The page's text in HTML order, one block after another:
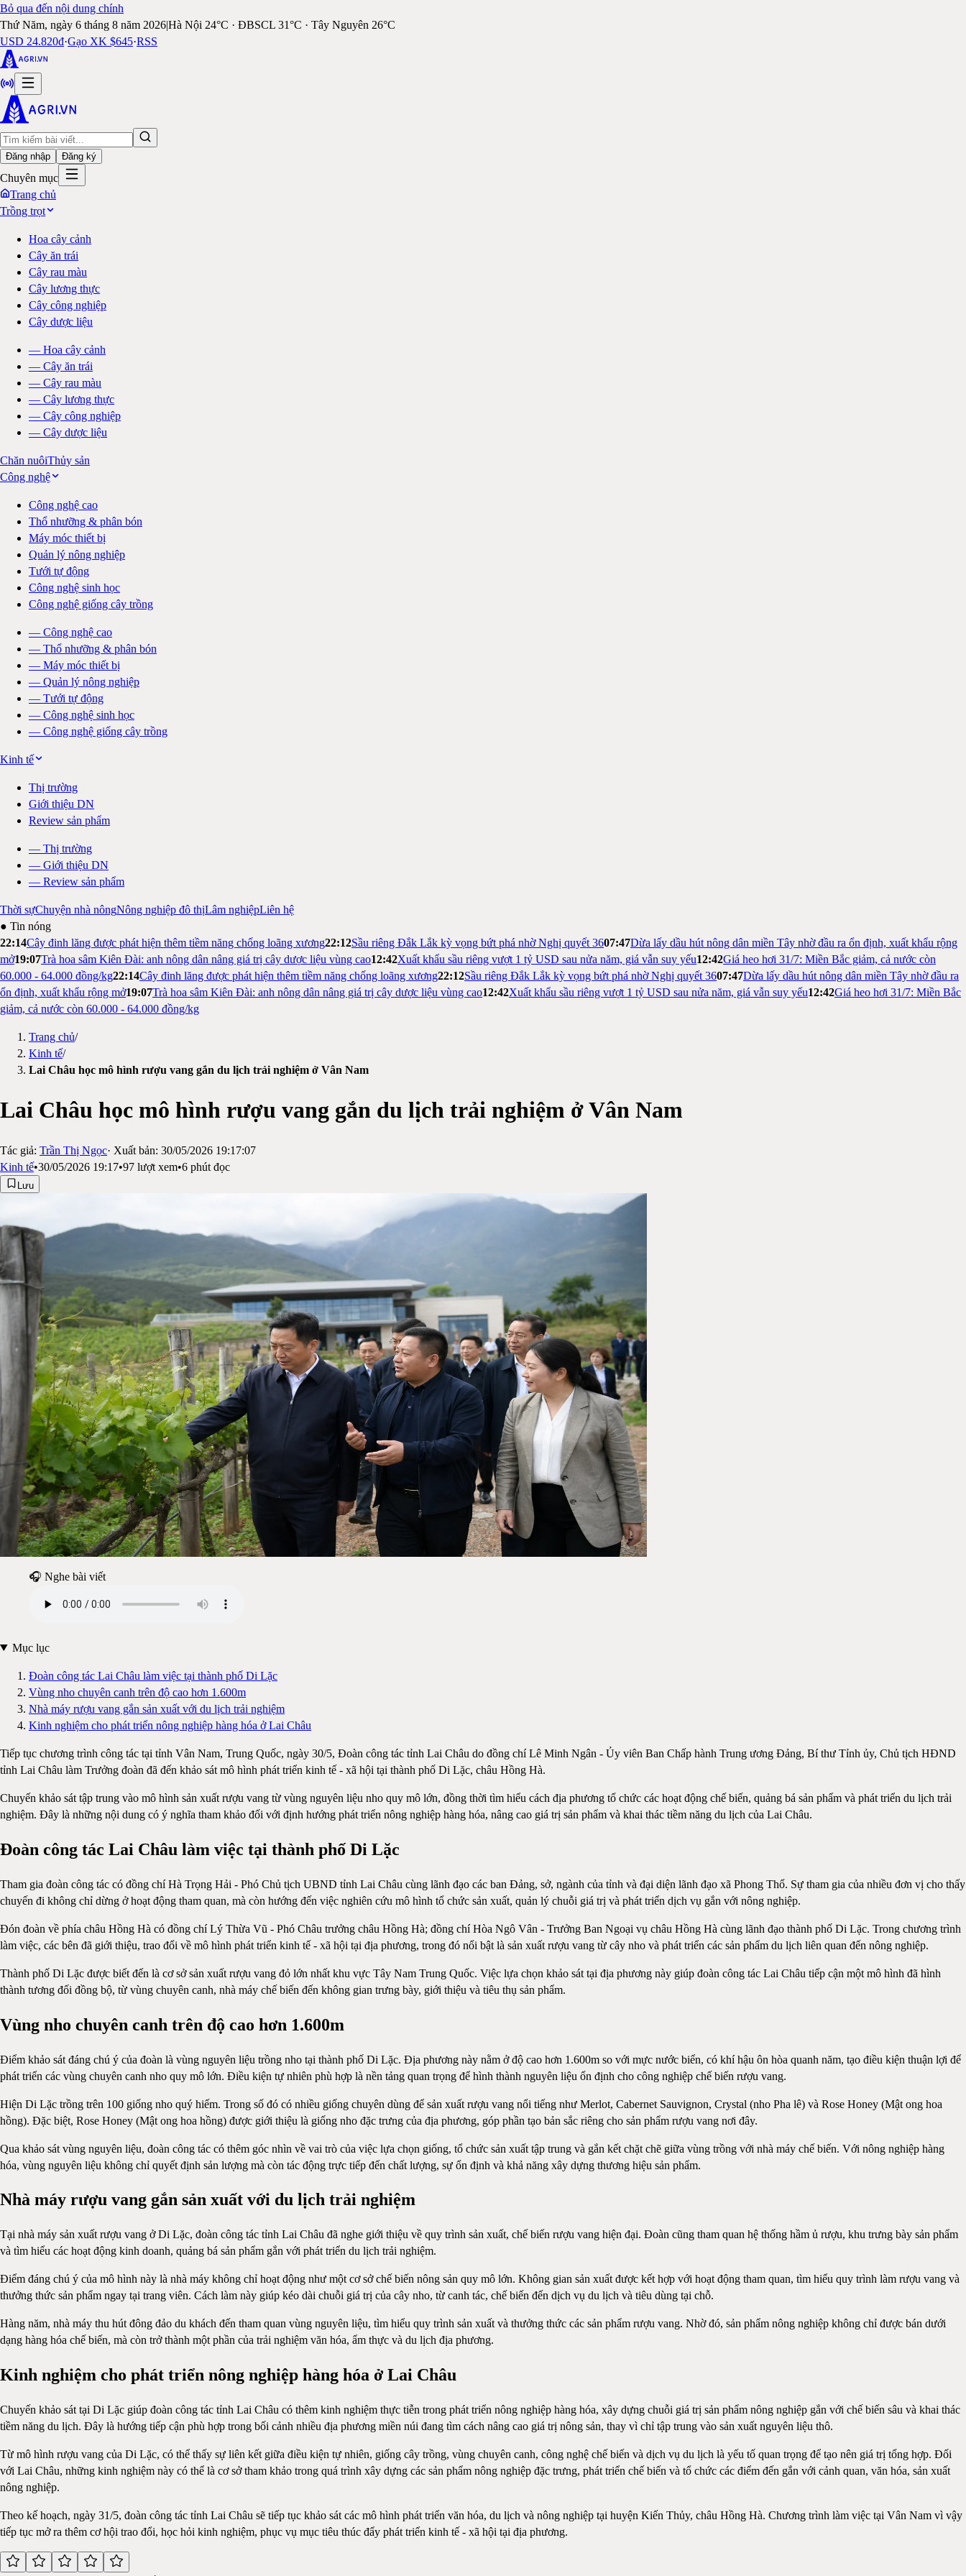
Bỏ qua đến nội dung chính
Thứ Năm, ngày 6 tháng 8 năm 2026|Hà Nội 24°C · ĐBSCL 31°C · Tây Nguyên 26°C
USD 24.820đ·Gạo XK $645·RSS
Đăng nhập Đăng ký
Chuyên mục
Trang chủ
Trồng trọt
Hoa cây cảnh
Cây ăn trái
Cây rau màu
Cây lương thực
Cây công nghiệp
Cây dược liệu
— Hoa cây cảnh
— Cây ăn trái
— Cây rau màu
— Cây lương thực
— Cây công nghiệp
— Cây dược liệu
Chăn nuôiThủy sản
Công nghệ
Công nghệ cao
Thổ nhưỡng & phân bón
Máy móc thiết bị
Quản lý nông nghiệp
Tưới tự động
Công nghệ sinh học
Công nghệ giống cây trồng
— Công nghệ cao
— Thổ nhưỡng & phân bón
— Máy móc thiết bị
— Quản lý nông nghiệp
— Tưới tự động
— Công nghệ sinh học
— Công nghệ giống cây trồng
Kinh tế
Thị trường
Giới thiệu DN
Review sản phẩm
— Thị trường
— Giới thiệu DN
— Review sản phẩm
Thời sựChuyện nhà nôngNông nghiệp đô thịLâm nghiệpLiên hệ
● Tin nóng
22:14Cây đinh lăng được phát hiện thêm tiềm năng chống loãng xương22:12Sầu riêng Đắk Lắk kỳ vọng bứt phá nhờ Nghị quyết 3607:47Dừa lấy dầu hút nông dân miền Tây nhờ đầu ra ổn định, xuất khẩu rộng
mở19:07Trà hoa sâm Kiên Đài: anh nông dân nâng giá trị cây dược liệu vùng cao12:42Xuất khẩu sầu riêng vượt 1 tỷ USD sau nửa năm, giá vẫn suy yếu12:42Giá heo hơi 31/7: Miền Bắc giảm, cả nước còn
60.000 - 64.000 đồng/kg22:14Cây đinh lăng được phát hiện thêm tiềm năng chống loãng xương22:12Sầu riêng Đắk Lắk kỳ vọng bứt phá nhờ Nghị quyết 3607:47Dừa lấy dầu hút nông dân miền Tây nhờ đầu ra
ổn định, xuất khẩu rộng mở19:07Trà hoa sâm Kiên Đài: anh nông dân nâng giá trị cây dược liệu vùng cao12:42Xuất khẩu sầu riêng vượt 1 tỷ USD sau nửa năm, giá vẫn suy yếu12:42Giá heo hơi 31/7: Miền Bắc
giảm, cả nước còn 60.000 - 64.000 đồng/kg
Trang chủ/
Kinh tế/
Lai Châu học mô hình rượu vang gắn du lịch trải nghiệm ở Vân Nam
Lai Châu học mô hình rượu vang gắn du lịch trải nghiệm ở Vân Nam
Tác giả: Trần Thị Ngọc· Xuất bản: 30/05/2026 19:17:07
Kinh tế•30/05/2026 19:17•97 lượt xem•6 phút đọc
Lưu
🎧 Nghe bài viết
Mục lục
Đoàn công tác Lai Châu làm việc tại thành phố Di Lặc
Vùng nho chuyên canh trên độ cao hơn 1.600m
Nhà máy rượu vang gắn sản xuất với du lịch trải nghiệm
Kinh nghiệm cho phát triển nông nghiệp hàng hóa ở Lai Châu
Tiếp tục chương trình công tác tại tỉnh Vân Nam, Trung Quốc, ngày 30/5, Đoàn công tác tỉnh Lai Châu do đồng chí Lê Minh Ngân - Ủy viên Ban Chấp hành Trung ương Đảng, Bí thư Tỉnh ủy, Chủ tịch HĐND
tỉnh Lai Châu làm Trưởng đoàn đã đến khảo sát mô hình phát triển kinh tế - xã hội tại thành phố Di Lặc, châu Hồng Hà.
Chuyến khảo sát tập trung vào mô hình sản xuất rượu vang từ vùng nguyên liệu nho quy mô lớn, đồng thời tìm hiểu cách địa phương tổ chức các hoạt động chế biến, quảng bá sản phẩm và phát triển du lịch trải
nghiệm. Đây là những nội dung có ý nghĩa tham khảo đối với định hướng phát triển nông nghiệp hàng hóa, nâng cao giá trị sản phẩm và khai thác tiềm năng du lịch của Lai Châu.
Đoàn công tác Lai Châu làm việc tại thành phố Di Lặc
Tham gia đoàn công tác có đồng chí Hà Trọng Hải - Phó Chủ tịch UBND tỉnh Lai Châu cùng lãnh đạo các ban Đảng, sở, ngành của tỉnh và đại diện lãnh đạo xã Phong Thổ. Sự tham gia của nhiều đơn vị cho thấy
chuyến đi không chỉ dừng ở hoạt động tham quan, mà còn hướng đến việc nghiên cứu mô hình tổ chức sản xuất, quản lý chuỗi giá trị và phát triển dịch vụ gắn với nông nghiệp.
Đón đoàn về phía châu Hồng Hà có đồng chí Lý Thừa Vũ - Phó Châu trưởng châu Hồng Hà; đồng chí Hòa Ngô Vân - Trưởng Ban Ngoại vụ châu Hồng Hà cùng lãnh đạo thành phố Di Lặc. Trong chương trình
làm việc, các bên đã giới thiệu, trao đổi về mô hình phát triển kinh tế - xã hội tại địa phương, trong đó nổi bật là sản xuất rượu vang từ cây nho và phát triển các sản phẩm du lịch liên quan đến nông nghiệp.
Thành phố Di Lặc được biết đến là cơ sở sản xuất rượu vang đỏ lớn nhất khu vực Tây Nam Trung Quốc. Việc lựa chọn khảo sát tại địa phương này giúp đoàn công tác Lai Châu tiếp cận một mô hình đã hình
thành tương đối đồng bộ, từ vùng chuyên canh, nhà máy chế biến đến không gian trưng bày, giới thiệu và tiêu thụ sản phẩm.
Vùng nho chuyên canh trên độ cao hơn 1.600m
Điểm khảo sát đáng chú ý của đoàn là vùng nguyên liệu trồng nho tại thành phố Di Lặc. Địa phương này nằm ở độ cao hơn 1.600m so với mực nước biển, có khí hậu ôn hòa quanh năm, tạo điều kiện thuận lợi để
phát triển các vùng chuyên canh nho quy mô lớn. Điều kiện tự nhiên phù hợp là nền tảng quan trọng để hình thành nguyên liệu ổn định cho công nghiệp chế biến rượu vang.
Hiện Di Lặc trồng trên 100 giống nho quý hiếm. Trong số đó có nhiều giống chuyên dùng để sản xuất rượu vang nổi tiếng như Merlot, Cabernet Sauvignon, Crystal (nho Pha lê) và Rose Honey (Mật ong hoa
hồng). Đặc biệt, Rose Honey (Mật ong hoa hồng) được giới thiệu là giống nho đặc trưng của địa phương, góp phần tạo bản sắc riêng cho sản phẩm rượu vang nơi đây.
Qua khảo sát vùng nguyên liệu, đoàn công tác có thêm góc nhìn về vai trò của việc lựa chọn giống, tổ chức sản xuất tập trung và gắn kết chặt chẽ giữa vùng trồng với nhà máy chế biến. Với nông nghiệp hàng
hóa, vùng nguyên liệu không chỉ quyết định sản lượng mà còn tác động trực tiếp đến chất lượng, sự ổn định và khả năng xây dựng thương hiệu sản phẩm.
Nhà máy rượu vang gắn sản xuất với du lịch trải nghiệm
Tại nhà máy sản xuất rượu vang ở Di Lặc, đoàn công tác tỉnh Lai Châu đã nghe giới thiệu về quy trình sản xuất, chế biến rượu vang hiện đại. Đoàn cũng tham quan hệ thống hầm ủ rượu, khu trưng bày sản phẩm
và tìm hiểu các hoạt động kinh doanh, quảng bá sản phẩm gắn với phát triển du lịch trải nghiệm.
Điểm đáng chú ý của mô hình này là nhà máy không chỉ hoạt động như một cơ sở chế biến nông sản quy mô lớn. Không gian sản xuất được kết hợp với hoạt động tham quan, tìm hiểu quy trình làm rượu vang và
thưởng thức sản phẩm ngay tại trang viên. Cách làm này giúp kéo dài chuỗi giá trị của cây nho, từ canh tác, chế biến đến dịch vụ du lịch và tiêu dùng tại chỗ.
Hàng năm, nhà máy thu hút đông đảo du khách đến tham quan vùng nguyên liệu, tìm hiểu quy trình sản xuất và thưởng thức các sản phẩm rượu vang. Nhờ đó, sản phẩm nông nghiệp không chỉ được bán dưới
dạng hàng hóa chế biến, mà còn trở thành một phần của trải nghiệm văn hóa, ẩm thực và du lịch địa phương.
Kinh nghiệm cho phát triển nông nghiệp hàng hóa ở Lai Châu
Chuyến khảo sát tại Di Lặc giúp đoàn công tác tỉnh Lai Châu có thêm kinh nghiệm thực tiễn trong phát triển nông nghiệp hàng hóa, xây dựng chuỗi giá trị sản phẩm nông nghiệp gắn với chế biến sâu và khai thác
tiềm năng du lịch. Đây là hướng tiếp cận phù hợp trong bối cảnh nhiều địa phương miền núi đang tìm cách nâng cao giá trị nông sản, thay vì chỉ tập trung vào sản xuất nguyên liệu thô.
Từ mô hình rượu vang của Di Lặc, có thể thấy sự liên kết giữa điều kiện tự nhiên, giống cây trồng, vùng chuyên canh, công nghệ chế biến và dịch vụ du lịch là yếu tố quan trọng để tạo nên giá trị tổng hợp. Đối
với Lai Châu, những kinh nghiệm này có thể là cơ sở tham khảo trong quá trình xây dựng các sản phẩm nông nghiệp đặc trưng, phát triển chế biến và tổ chức các điểm đến gắn với cảnh quan, văn hóa, sản xuất
nông nghiệp.
Theo kế hoạch, ngày 31/5, đoàn công tác tỉnh Lai Châu sẽ tiếp tục khảo sát các mô hình phát triển văn hóa, du lịch và nông nghiệp tại huyện Kiến Thủy, châu Hồng Hà. Chương trình làm việc tại Vân Nam vì vậy
tiếp tục mở ra thêm cơ hội trao đổi, học hỏi kinh nghiệm, phục vụ mục tiêu thúc đẩy phát triển kinh tế - xã hội tại địa phương.